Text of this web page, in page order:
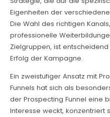
Eigenheiten der
Die Wahl des richtigen
professionelle
Zielgruppen, ist
Erfolg der Kampagne.
Ein zweistufiger Ansatz mit
Funnels hat sich als
der Prospecting Funnel eine
Interesse weckt, konzentriert